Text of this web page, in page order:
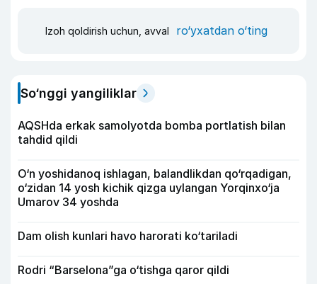
Izoh qoldirish uchun, avval ro‘yxatdan o‘ting
So‘nggi yangiliklar
AQSHda erkak samolyotda bomba portlatish bilan
tahdid qildi
O‘n yoshidanoq ishlagan, balandlikdan qo‘rqadigan,
o‘zidan 14 yosh kichik qizga uylangan Yorqinxo‘ja
Umarov 34 yoshda
Dam olish kunlari havo harorati ko‘tariladi
Rodri “Barselona”ga o‘tishga qaror qildi